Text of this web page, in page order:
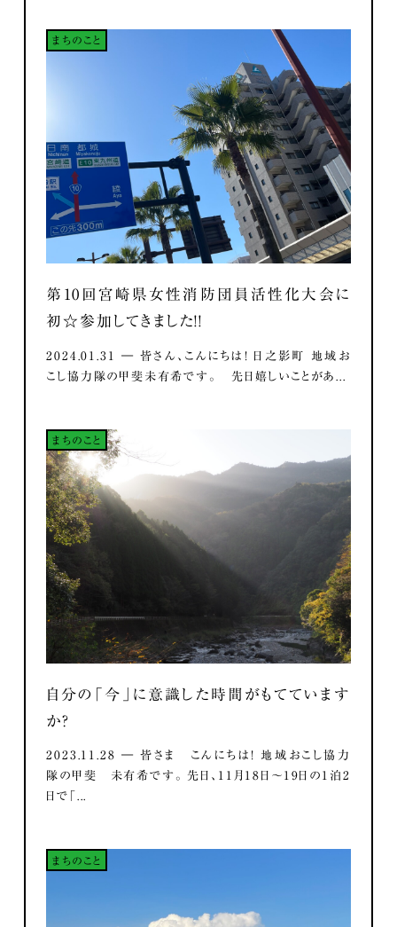
まちのこと
第10回宮崎県女性消防団員活性化大会に
初☆参加してきました！！
2024.01.31 ― 皆さん、こんにちは！ 日之影町 地域お
こし協力隊の甲斐未有希です。 先日嬉しいことがあ...
まちのこと
自分の「今」に意識した時間がもてています
か？
2023.11.28 ― 皆さま こんにちは！ 地域おこし協力
隊の甲斐 未有希です。 先日、11月18日～19日の1泊2
日で「...
まちのこと